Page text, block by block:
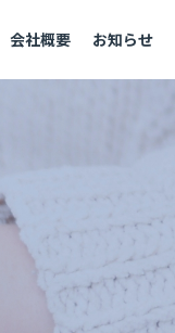
会社概要 お知らせ